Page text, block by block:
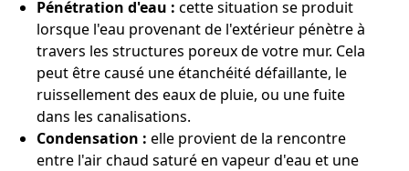
Pénétration d'eau : cette situation se produit
lorsque l'eau provenant de l'extérieur pénètre à
travers les structures poreux de votre mur. Cela
peut être causé une étanchéité défaillante, le
ruissellement des eaux de pluie, ou une fuite
dans les canalisations.
Condensation : elle provient de la rencontre
entre l'air chaud saturé en vapeur d'eau et une